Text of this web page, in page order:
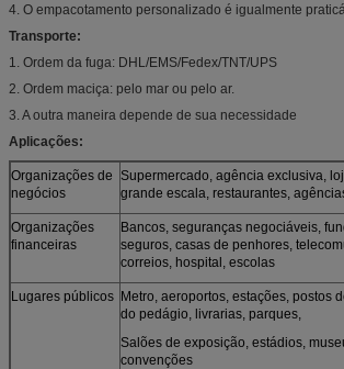
4. O empacotamento personalizado é igualmente
Transporte:
1. Ordem da fuga: DHL/EMS/Fedex/TNT/UPS
2. Ordem maciça: pelo mar ou pelo ar.
3. A outra maneira depende de sua necessidade
Aplicações:
Organizações de
negócios
Supermercado, agência exclusiva,
grande escala, restaurantes,
Organizações
financeiras
Bancos, seguranças negociáveis,
seguros, casas de penhores,
correios, hospital, escolas
Lugares públicos Metro, aeroportos, estações, postos
do pedágio, livrarias, parques,
Salões de exposição, estádios,
convenções